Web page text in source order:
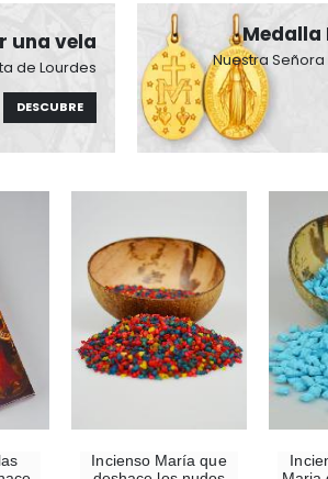
una vela
de Lourdes
DESCUBRE
Medalla
Nuestra
Incienso María que
€15.00 €13.50